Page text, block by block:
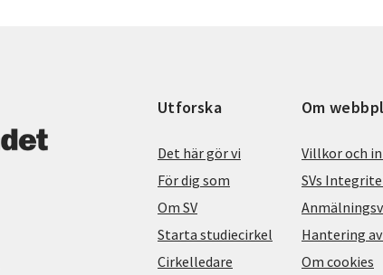
Utforska
Det här gör vi
För dig som
Om SV
Starta studiecirkel
Cirkelledare
Om
Villkor och
SVs
Hantering
Om cookies